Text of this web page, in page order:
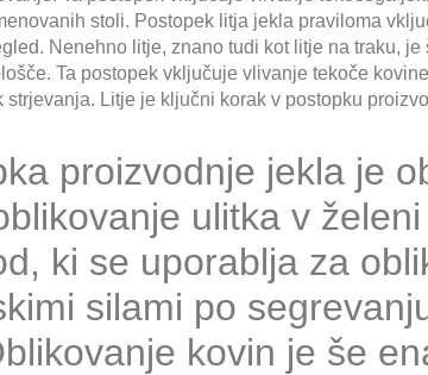
stoli. Postopek litja jekla praviloma
Nenehno litje, znano tudi kot litje na traku, je
Ta postopek vključuje vlivanje tekoče
Litje je ključni korak v postopku
proizvodnje jekla je
ulitka v
ki se uporablja za
silami po
kovin je še